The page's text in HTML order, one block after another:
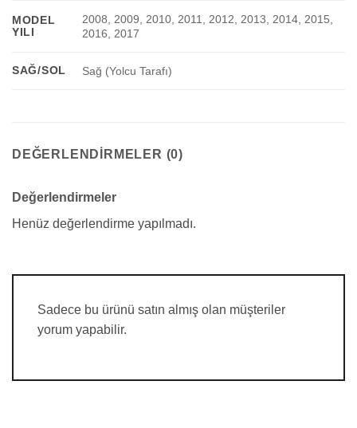
MODEL
YILI
2008, 2009, 2010, 2011, 2012, 2013, 2014, 2015,
2016, 2017
SAĞ/SOL Sağ (Yolcu Tarafı)
DEĞERLENDIRMELER (0)
Değerlendirmeler
Henüz değerlendirme yapılmadı.
Sadece bu ürünü satın almış olan müşteriler
yorum yapabilir.